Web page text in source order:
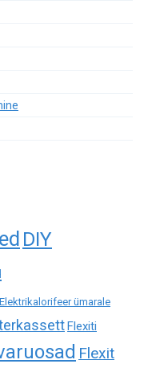
DIY
Elektrikalorifeer ümarale
Flexiti
Flexit